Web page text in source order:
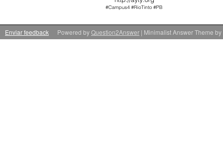
Enviar feedback | Minimalist Answer Theme by
Powered byQuestion2Answer